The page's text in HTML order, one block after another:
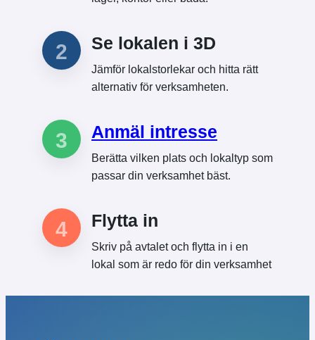
2 Se lokalen i 3D
Jämför lokalstorlekar och hitta rätt
alternativ för verksamheten.
3 Anmäl intresse
Berätta vilken plats och lokaltyp som
passar din verksamhet bäst.
4 Flytta in
Skriv på avtalet och flytta in i en
lokal som är redo för din verksamhet